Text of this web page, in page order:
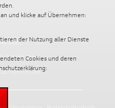
berlin.de
berlin.de
und klicke auf Übernehmen:
der Nutzung aller Dienste
Cookies und deren